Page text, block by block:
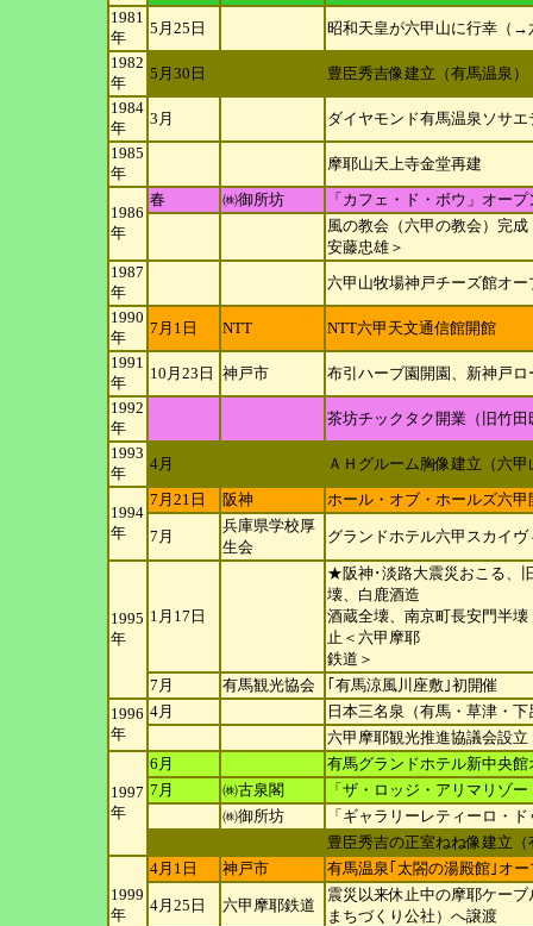
1981
年
5月25日
昭和天皇が六甲山に行幸（→
1982
年
5月30日
豊臣秀吉像建立（有馬温泉）
1984
年
3月
ダイヤモンド有馬温泉ソサ
1985
年
摩耶山天上寺金堂再建
1986
年
春 ㈱御所坊
「カフェ・ド・ボウ」オー
風の教会（六甲の教会）完
安藤忠雄＞
1987
年
六甲山牧場神戸チーズ館オー
1990
年
7月1日 NTT
NTT六甲天文通信館開館
1991
年
10月23日 神戸市
布引ハーブ園開園、新神戸
1992
年
茶坊チックタク開業（旧竹田
1993
年
4月 ＡＨグルーム胸像建立（六
1994
年
7月21日 阪神 ホール・オブ・ホールズ六
7月
兵庫県学校厚
生会
グランドホテル六甲スカイ
1995
年
1月17日
★阪神･淡路大震災おこる、
壊、白鹿酒造
酒蔵全壊、南京町長安門半
止＜六甲摩耶
鉄道＞
7月
有馬観光協会
｢有馬涼風川座敷｣初開催
1996
年
4月
日本三名泉（有馬・草津・
六甲摩耶観光推進協議会設立
1997
年
6月
有馬グランドホテル新中央館
7月
㈱古泉閣
「ザ・ロッジ・アリマリゾ
㈱御所坊
「ギャラリーレティーロ・
豊臣秀吉の正室ねね像建立（
1999
年
4月1日 神戸市 有馬温泉｢太閤の湯殿館｣オー
4月25日 六甲摩耶鉄道
震災以来休止中の摩耶ケー
まちづくり公社）へ譲渡